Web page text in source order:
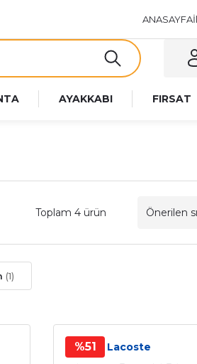
ANASAYFA
AYAKKABI FIRSAT
Toplam 4 ürün
(1)
%51
Lacoste